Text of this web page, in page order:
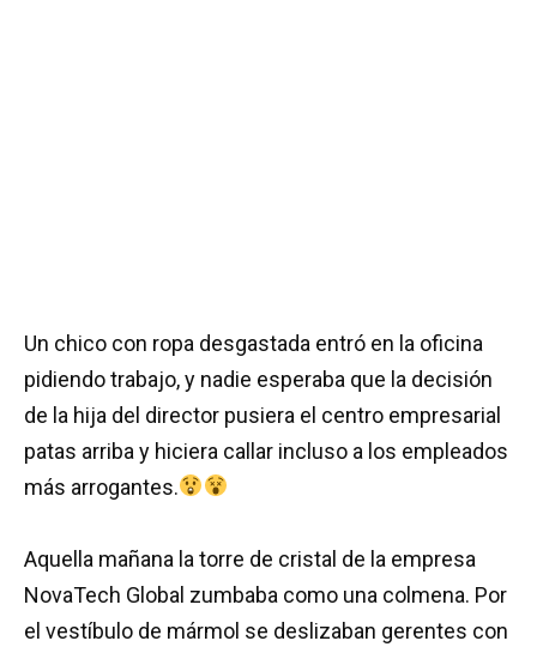
Un chico con ropa desgastada entró en la oficina
pidiendo trabajo, y nadie esperaba que la decisión
de la hija del director pusiera el centro empresarial
patas arriba y hiciera callar incluso a los empleados
más arrogantes.
Aquella mañana la torre de cristal de la empresa
NovaTech Global zumbaba como una colmena. Por
el vestíbulo de mármol se deslizaban gerentes con